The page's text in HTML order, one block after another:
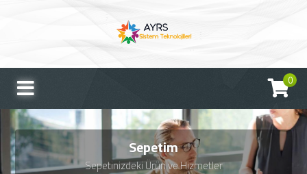
0
Sepetim
Sepetinizdeki Ürün ve Hizmetler